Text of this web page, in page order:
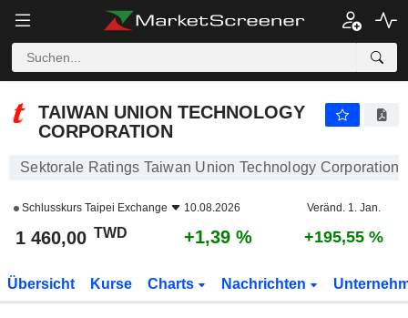
TAIWAN UNION TECHNOLOGY
CORPORATION
Sektorale Ratings Taiwan Union Technology Corporation
Schlusskurs Taipei Exchange 10.08.2026 Veränd. 1. Jan.
1 460,00 TWD +1,39 % +195,55 %
Übersicht Kurse Charts Nachrichten